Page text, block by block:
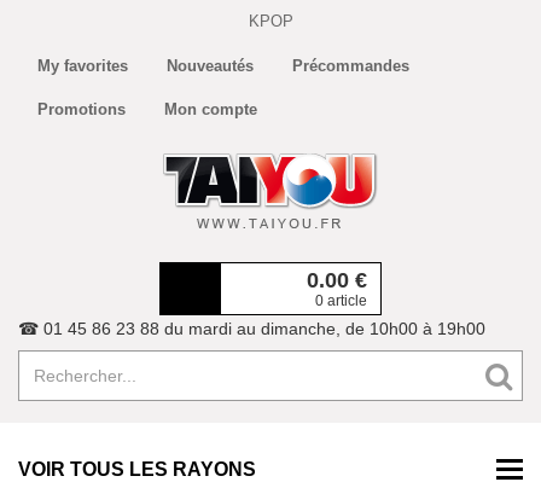
KPOP
My favorites Nouveautés Précommandes
Promotions Mon compte
0.00 €
0 article
☎ 01 45 86 23 88 du mardi au dimanche, de 10h00 à 19h00
VOIR TOUS LES RAYONS